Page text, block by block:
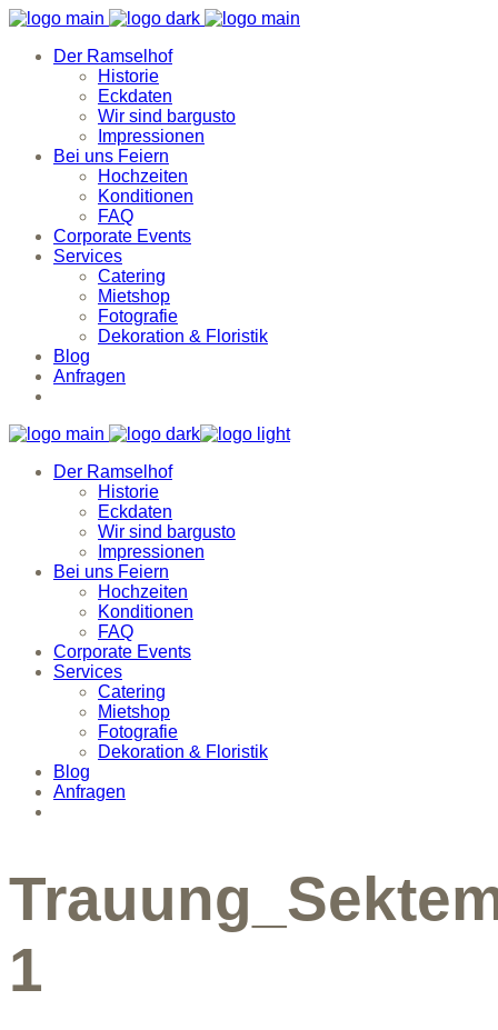
Der Ramselhof
Historie
Eckdaten
Wir sind bargusto
Impressionen
Bei uns Feiern
Hochzeiten
Konditionen
FAQ
Corporate Events
Services
Catering
Mietshop
Fotografie
Dekoration & Floristik
Blog
Anfragen
Der Ramselhof
Historie
Eckdaten
Wir sind bargusto
Impressionen
Bei uns Feiern
Hochzeiten
Konditionen
FAQ
Corporate Events
Services
Catering
Mietshop
Fotografie
Dekoration & Floristik
Blog
Anfragen
1